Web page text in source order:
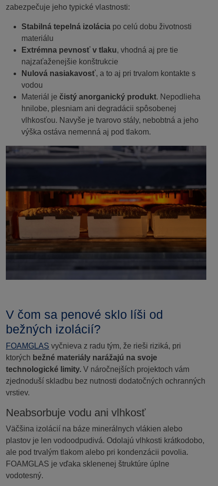
zabezpečuje jeho typické vlastnosti:
Stabilná tepelná izolácia po celú dobu životnosti
materiálu
Extrémna pevnosť v tlaku, vhodná aj pre tie
najzaťaženejšie konštrukcie
Nulová nasiakavosť, a to aj pri trvalom kontakte s
vodou
Materiál je čistý anorganický produkt. Nepodlieha
hnilobe, plesniam ani degradácii spôsobenej
vlhkosťou. Navyše je tvarovo stály, nebobtná a jeho
výška ostáva nemenná aj pod tlakom.
V čom sa penové sklo líši od
bežných izolácií?
FOAMGLAS vyčnieva z radu tým, že rieši riziká, pri
ktorých bežné materiály narážajú na svoje
technologické limity. V náročnejších projektoch vám
zjednoduší skladbu bez nutnosti dodatočných ochranných
vrstiev.
Neabsorbuje vodu ani vlhkosť
Väčšina izolácií na báze minerálnych vlákien alebo
plastov je len vodoodpudivá. Odolajú vlhkosti krátkodobo,
ale pod trvalým tlakom alebo pri kondenzácii povolia.
FOAMGLAS je vďaka sklenenej štruktúre úplne
vodotesný.